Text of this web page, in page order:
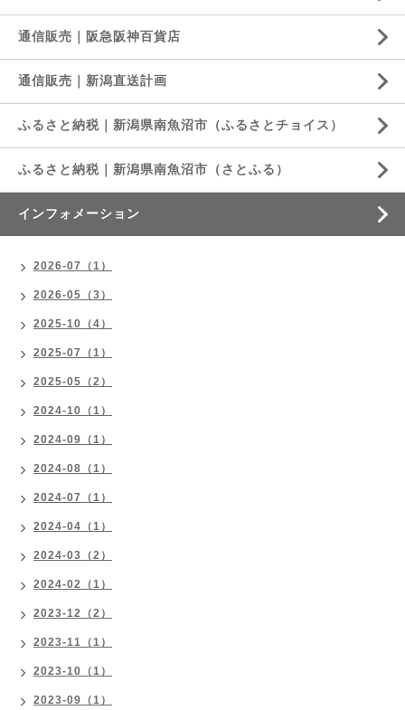
通信販売｜阪急阪神百貨店
通信販売｜新潟直送計画
ふるさと納税｜新潟県南魚沼市（ふるさとチョイス）
ふるさと納税｜新潟県南魚沼市（さとふる）
インフォメーション
2026-07（1）
2026-05（3）
2025-10（4）
2025-07（1）
2025-05（2）
2024-10（1）
2024-09（1）
2024-08（1）
2024-07（1）
2024-04（1）
2024-03（2）
2024-02（1）
2023-12（2）
2023-11（1）
2023-10（1）
2023-09（1）